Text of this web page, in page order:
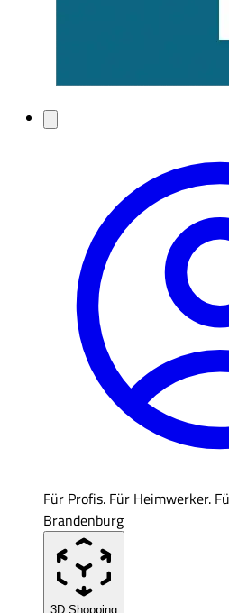
Für Profis. Für Heimwerker.
Brandenburg
3D Shopping